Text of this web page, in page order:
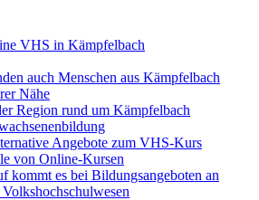
VHS in Kämpfelbach
auch Menschen aus Kämpfelbach
Nähe
Region rund um Kämpfelbach
Angebote zum VHS-Kurs
von Online-Kursen
kommt es bei Bildungsangeboten an